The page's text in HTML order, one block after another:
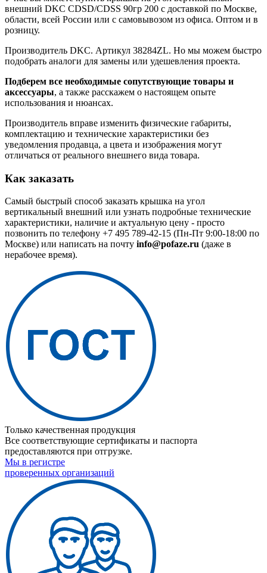
внешний DKC CDSD/CDSS 90гр 200 с доставкой по Москве,
области, всей России или с самовывозом из офиса. Оптом и в
розницу.
Производитель DKC. Артикул 38284ZL. Но мы можем быстро
подобрать аналоги для замены или удешевления проекта.
Подберем все необходимые сопутствующие товары и
аксессуары, а также расскажем о настоящем опыте
использования и нюансах.
Производитель вправе изменить физические габариты,
комплектацию и технические характеристики без
уведомления продавца, а цвета и изображения могут
отличаться от реального внешнего вида товара.
Как заказать
Самый быстрый способ заказать крышка на угол
вертикальный внешний или узнать подробные технические
характеристики, наличие и актуальную цену - просто
позвонить по телефону +7 495 789-42-15 (Пн-Пт 9:00-18:00 по
Москве) или написать на почту info@pofaze.ru (даже в
нерабочее время).
Только качественная продукция
Все соответствующие сертификаты и паспорта
предоставляются при отгрузке.
Мы в регистре
проверенных организаций